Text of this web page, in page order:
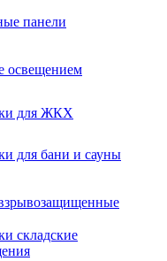
панели
освещением
для ЖКХ
для бани и сауны
складские